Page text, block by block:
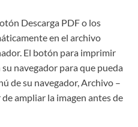
Descarga PDF o los
en el archivo
El botón para imprimir
navegador para que pueda
de su navegador, Archivo –
ampliar la imagen antes de